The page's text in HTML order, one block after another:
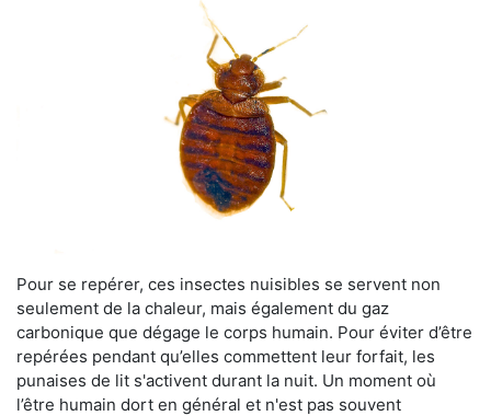
Pour se repérer, ces insectes nuisibles se servent non
seulement de la chaleur, mais également du gaz
carbonique que dégage le corps humain. Pour éviter d’être
repérées pendant qu’elles commettent leur forfait, les
punaises de lit s'activent durant la nuit. Un moment où
l’être humain dort en général et n'est pas souvent